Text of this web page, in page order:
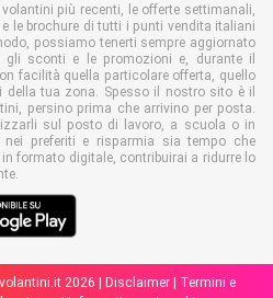
più recenti, le offerte settimanali,
e le brochure di tutti i punti vendita italiani
possiamo tenerti sempre aggiornato
sconti e le promozioni e, durante il
facilità quella particolare offerta, quello
tua zona. Spesso il nostro sito è il
persino prima che arrivino per posta.
sul posto di lavoro, a scuola o in
nei preferiti e risparmia sia tempo che
formato digitale, contribuirai a ridurre lo
2026 | Disclaimer|
Termini e